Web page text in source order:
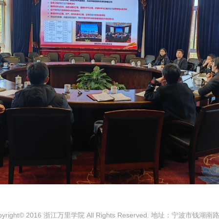
2016 浙江万里学院 All Rights Reserved. 地址：宁波市钱湖南